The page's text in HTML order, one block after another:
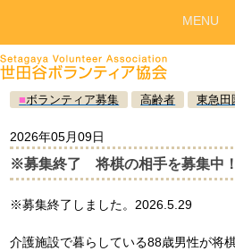
■ボランティア募集 高齢者 東急田
2026年05月09日
※募集終了 将棋の相手を募集中！
※募集終了しました。2026.5.29
介護施設で暮らしている88歳男性が将
MENU